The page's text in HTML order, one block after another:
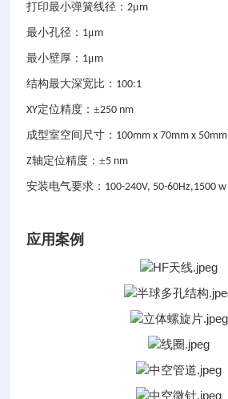
打印最小弹簧线径：2μm
最小孔径： 1μm
最小壁厚： 1μm
结构最大深宽比： 100:1
XY定位精度：±250 nm
成型室空间尺寸： 100mm x 70mm x 50mm
Z轴定位精度：±5 nm
安装电气要求： 100-240V, 50-60Hz,1500 w
应用案例